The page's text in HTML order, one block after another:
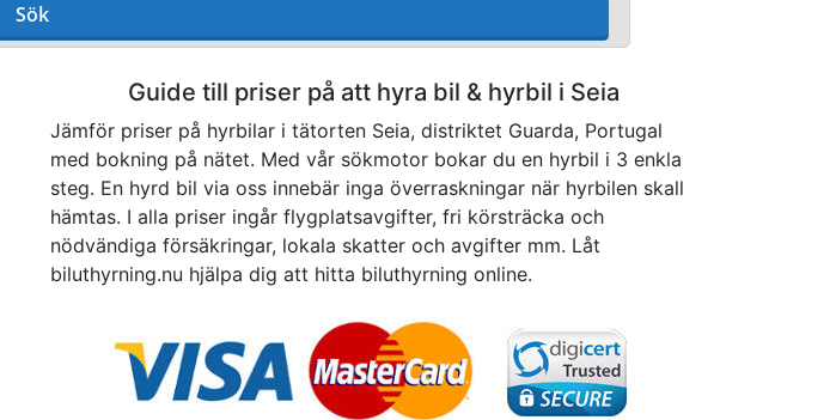
Sök
Guide till priser på att hyra bil & hyrbil i Seia
Jämför priser på hyrbilar i tätorten Seia, distriktet Guarda, Portugal
med bokning på nätet. Med vår sökmotor bokar du en hyrbil i 3 enkla
steg. En hyrd bil via oss innebär inga överraskningar när hyrbilen skall
hämtas. I alla priser ingår flygplatsavgifter, fri körsträcka och
nödvändiga försäkringar, lokala skatter och avgifter mm. Låt
biluthyrning.nu hjälpa dig att hitta biluthyrning online.